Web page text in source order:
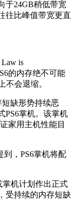
于24GB稍低带宽
往比峰值带宽更直
is
的内存绝不可能
不会退缩。
缺形势持续恶
PS6掌机。该掌机
家用主机性能目
到，PS6掌机将配
掌机计划作出正式
受持续的内存短缺